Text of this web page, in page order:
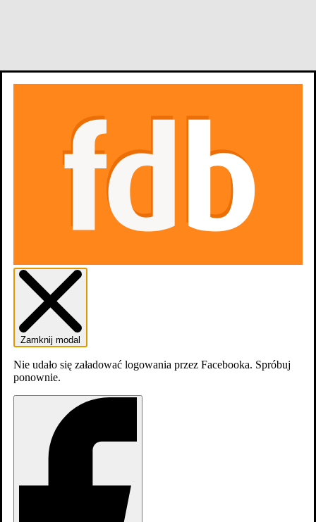
Scenariusz
Średnia
(również) (scenarzysta etatowy)
Zamknij modal
Nie udało się załadować logowania przez Facebooka. Spróbuj
ponownie.